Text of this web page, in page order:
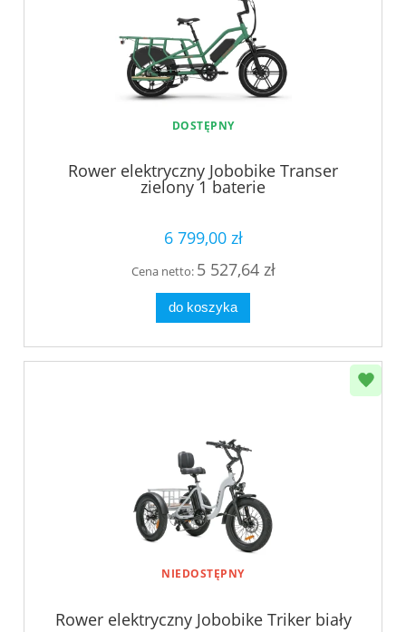
DOSTĘPNY
Rower elektryczny Jobobike Transer
zielony 1 baterie
6 799,00 zł
Cena netto: 5 527,64 zł
do koszyka
NIEDOSTĘPNY
Rower elektryczny Jobobike Triker biały